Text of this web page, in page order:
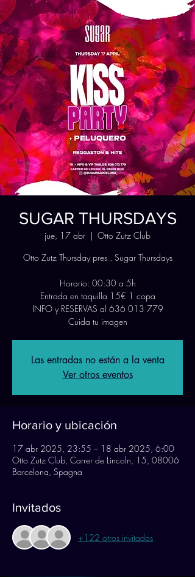
SUGAR THURSDAYS
jue, 17 abr
  |
Otto Zutz Club
Otto Zutz Thursday pres . Sugar Thursdays
Horario: 00:30 a 5h
Entrada en taquilla 15€ 1 copa
INFO y RESERVAS al 636 013 779
Cuida tu imagen
Las entradas no están a la venta
Ver otros eventos
Horario y ubicación
17 abr 2025, 23:55 – 18 abr 2025, 6:00
Otto Zutz Club, Carrer de Lincoln, 15, 08006
Barcelona, Spagna
Invitados
+122 otros invitados